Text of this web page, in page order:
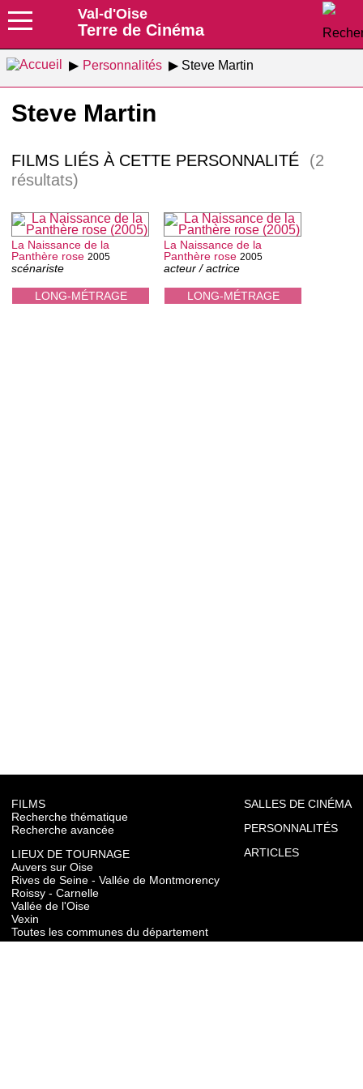
Val-d'Oise
Terre de Cinéma
Personnalités Steve Martin
Steve Martin
FILMS LIÉS À CETTE PERSONNALITÉ
(2
résultats)
LONG-MÉTRAGE
La Naissance de la
Panthère rose 2005
scénariste
LONG-MÉTRAGE
La Naissance de la
Panthère rose 2005
acteur / actrice
FILMS
Recherche thématique
Recherche avancée
LIEUX DE TOURNAGE
Auvers sur Oise
Rives de Seine - Vallée de Montmorency
Roissy - Carnelle
Vallée de l'Oise
Vexin
Toutes les communes du département
SALLES DE CINÉMA
PERSONNALITÉS
ARTICLES